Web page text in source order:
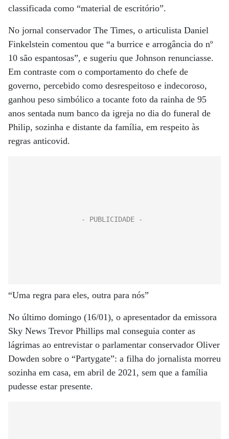
classificada como “material de escritório”.
No jornal conservador The Times, o articulista Daniel
Finkelstein comentou que “a burrice e arrogância do nº
10 são espantosas”, e sugeriu que Johnson renunciasse.
Em contraste com o comportamento do chefe de
governo, percebido como desrespeitoso e indecoroso,
ganhou peso simbólico a tocante foto da rainha de 95
anos sentada num banco da igreja no dia do funeral de
Philip, sozinha e distante da família, em respeito às
regras anticovid.
“Uma regra para eles, outra para nós”
No último domingo (16/01), o apresentador da emissora
Sky News Trevor Phillips mal conseguia conter as
lágrimas ao entrevistar o parlamentar conservador Oliver
Dowden sobre o “Partygate”: a filha do jornalista morreu
sozinha em casa, em abril de 2021, sem que a família
pudesse estar presente.